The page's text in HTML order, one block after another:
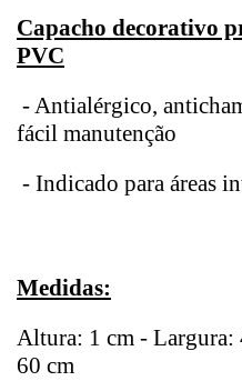
Capacho decorativo
PVC
- Antialérgico,
fácil manutenção
- Indicado para áreas
Medidas:
Altura: 1 cm - Largura:
60 cm